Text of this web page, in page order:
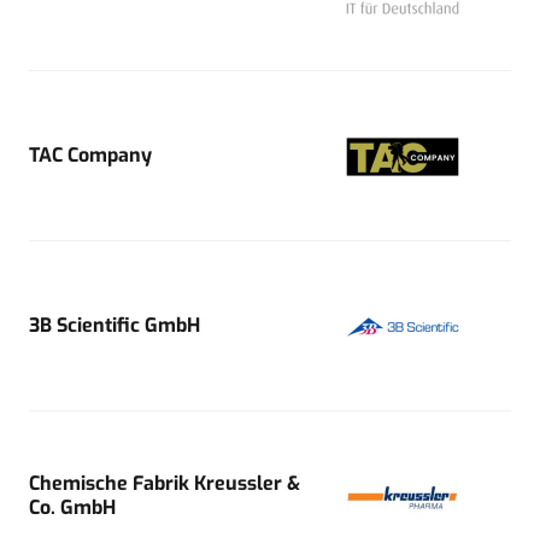
TAC Company
3B Scientific GmbH
Chemische Fabrik Kreussler &
Co. GmbH